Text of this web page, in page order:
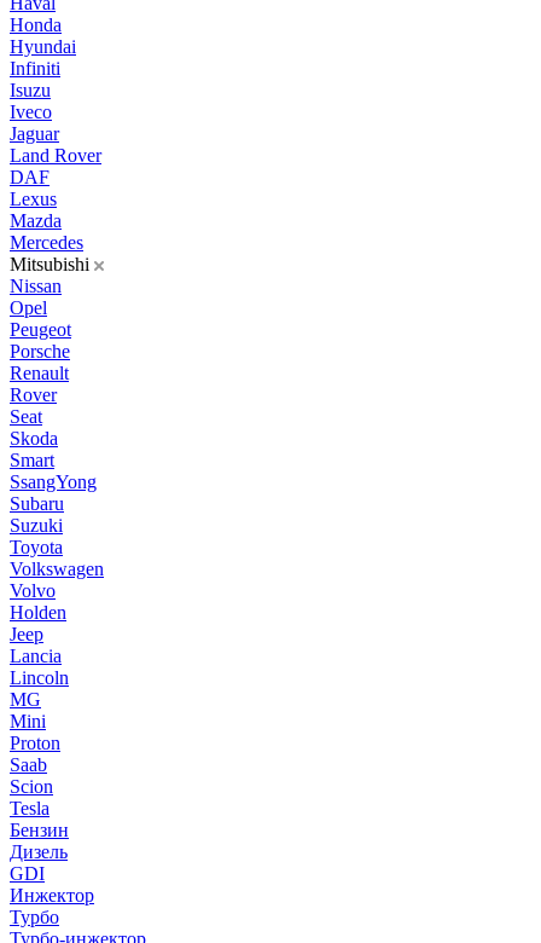
Honda
Hyundai
Infiniti
Isuzu
Iveco
Jaguar
Land Rover
DAF
Lexus
Mazda
Mercedes
Mitsubishi
Nissan
Opel
Peugeot
Porsche
Renault
Rover
Seat
Skoda
Smart
SsangYong
Subaru
Suzuki
Toyota
Volkswagen
Volvo
Holden
Jeep
Lancia
Lincoln
MG
Mini
Proton
Saab
Scion
Tesla
Бензин
Дизель
GDI
Инжектор
Турбо
Турбо-инжектор